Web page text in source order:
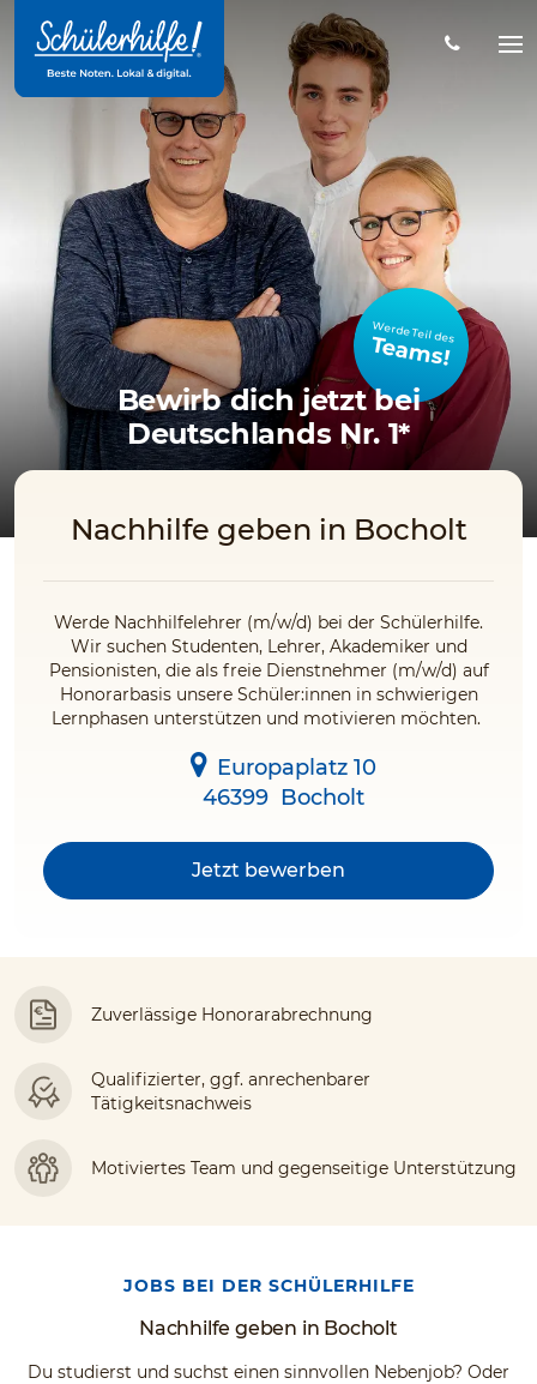
Hauptinhalt
Werde Teil des
Teams!
Bewirb dich jetzt bei
Deutschlands Nr. 1*
Nachhilfe geben in Bocholt
Werde Nachhilfelehrer (m/w/d) bei der Schülerhilfe.
Wir suchen Studenten, Lehrer, Akademiker und
Pensionisten, die als freie Dienstnehmer (m/w/d) auf
Honorarbasis unsere Schüler:innen in schwierigen
Lernphasen unterstützen und motivieren möchten.
Europaplatz 10
46399 Bocholt
Jetzt bewerben
Zuverlässige Honorarabrechnung
Qualifizierter, ggf. anrechenbarer
Tätigkeitsnachweis
Motiviertes Team und gegenseitige Unterstützung
JOBS BEI DER SCHÜLERHILFE
Nachhilfe geben in Bocholt
Du studierst und suchst einen sinnvollen Nebenjob? Oder